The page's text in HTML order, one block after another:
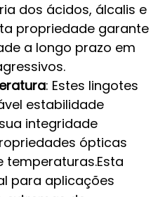
dos ácidos, álcalis e
propriedade garante
a longo prazo em
: Estes lingotes
estabilidade
integridade
ópticas
para aplicações